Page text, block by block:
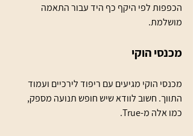
הכפפות לפי היקף כף היד עבור התאמה
מושלמת.
מכנסי הוקי
מכנסי הוקי מגיעים עם ריפוד לירכיים ועמוד
התווך. חשוב לוודא שיש חופש תנועה מספק,
כמו אלה מ-True.